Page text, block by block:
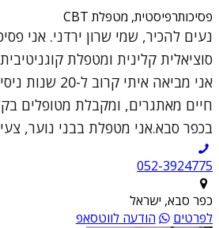
פסיכותרפיסטית, מטפלת CBT
נעים להכיר, שמי שרון ירדני. אני
אני מביאה איתי
חיים מאתגרים, ומקבלת מטופלים
בכפר סבא.אני מטפלת בבני נוער,
052-3924775
כפר סבא, ישראל
לפרטים
הודעה לווטסאפ